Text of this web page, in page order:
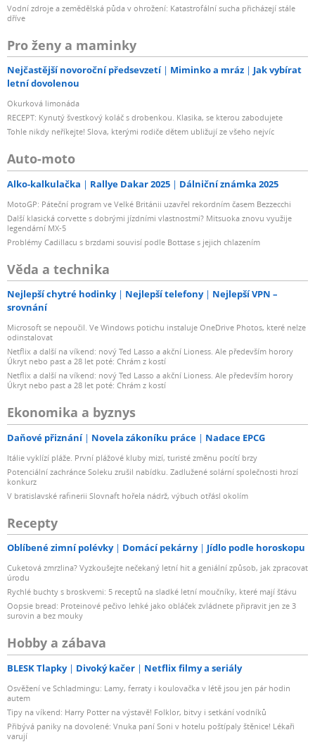
Vodní zdroje a zemědělská půda v ohrožení: Katastrofální sucha přicházejí stále
dříve
Pro ženy a maminky
Nejčastější novoroční předsevzetí Miminko a mráz
Jak vybírat
letní dovolenou
Okurková limonáda
RECEPT: Kynutý švestkový koláč s drobenkou. Klasika, se kterou zabodujete
Tohle nikdy neříkejte! Slova, kterými rodiče dětem ubližují ze všeho nejvíc
Auto-moto
Alko-kalkulačka Rallye Dakar 2025 Dálniční známka 2025
MotoGP: Páteční program ve Velké Británii uzavřel rekordním časem Bezzecchi
Další klasická corvette s dobrými jízdními vlastnostmi? Mitsuoka znovu využije
legendární MX-5
Problémy Cadillacu s brzdami souvisí podle Bottase s jejich chlazením
Věda a technika
Nejlepší chytré hodinky Nejlepší telefony
Nejlepší VPN –
srovnání
Microsoft se nepoučil. Ve Windows potichu instaluje OneDrive Photos, které nelze
odinstalovat
Netflix a další na víkend: nový Ted Lasso a akční Lioness. Ale především horory
Úkryt nebo past a 28 let poté: Chrám z kostí
Netflix a další na víkend: nový Ted Lasso a akční Lioness. Ale především horory
Úkryt nebo past a 28 let poté: Chrám z kostí
Ekonomika a byznys
Daňové přiznání Novela zákoníku práce Nadace EPCG
Itálie vyklízí pláže. První plážové kluby mizí, turisté změnu pocítí brzy
Potenciální zachránce Soleku zrušil nabídku. Zadlužené solární společnosti hrozí
konkurz
V bratislavské rafinerii Slovnaft hořela nádrž, výbuch otřásl okolím
Recepty
Oblíbené zimní polévky Domácí pekárny Jídlo podle horoskopu
Cuketová zmrzlina? Vyzkoušejte nečekaný letní hit a geniální způsob, jak zpracovat
úrodu
Rychlé buchty s broskvemi: 5 receptů na sladké letní moučníky, které mají šťávu
Oopsie bread: Proteinové pečivo lehké jako obláček zvládnete připravit jen ze 3
surovin a bez mouky
Hobby a zábava
BLESK Tlapky Divoký kačer Netflix filmy a seriály
Osvěžení ve Schladmingu: Lamy, ferraty i koulovačka v létě jsou jen pár hodin
autem
Tipy na víkend: Harry Potter na výstavě! Folklor, bitvy i setkání vodníků
Přibývá paniky na dovolené: Vnuka paní Soni v hotelu poštípaly štěnice! Lékaři
varují